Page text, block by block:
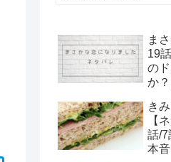
ま
19
の
か
き
【
話/7
本